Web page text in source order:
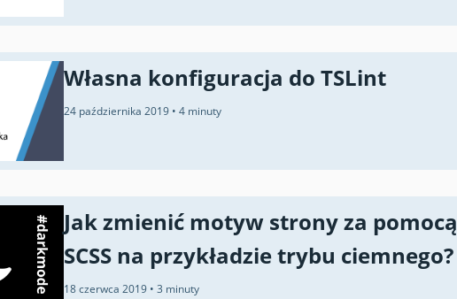
Własna konfiguracja do TSLint
24 października 2019 • 4 minuty
Jak zmienić motyw strony za pomocą
SCSS na przykładzie trybu ciemnego?
18 czerwca 2019 • 3 minuty